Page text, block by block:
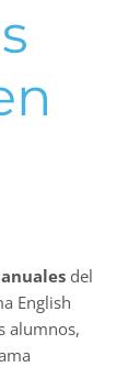
del
English
alumnos,